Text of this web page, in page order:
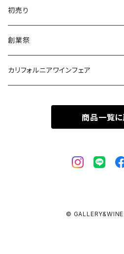
初売り
創業祭
カリフォルニアワインフェア
商品一覧に
©